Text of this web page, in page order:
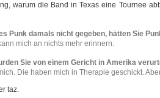
warum die Band in Texas eine Tournee
Punk damals nicht gegeben, hätten Sie
mich an nichts mehr erinnern.
Sie von einem Gericht in Amerika
Die haben mich in Therapie geschickt.
taz.